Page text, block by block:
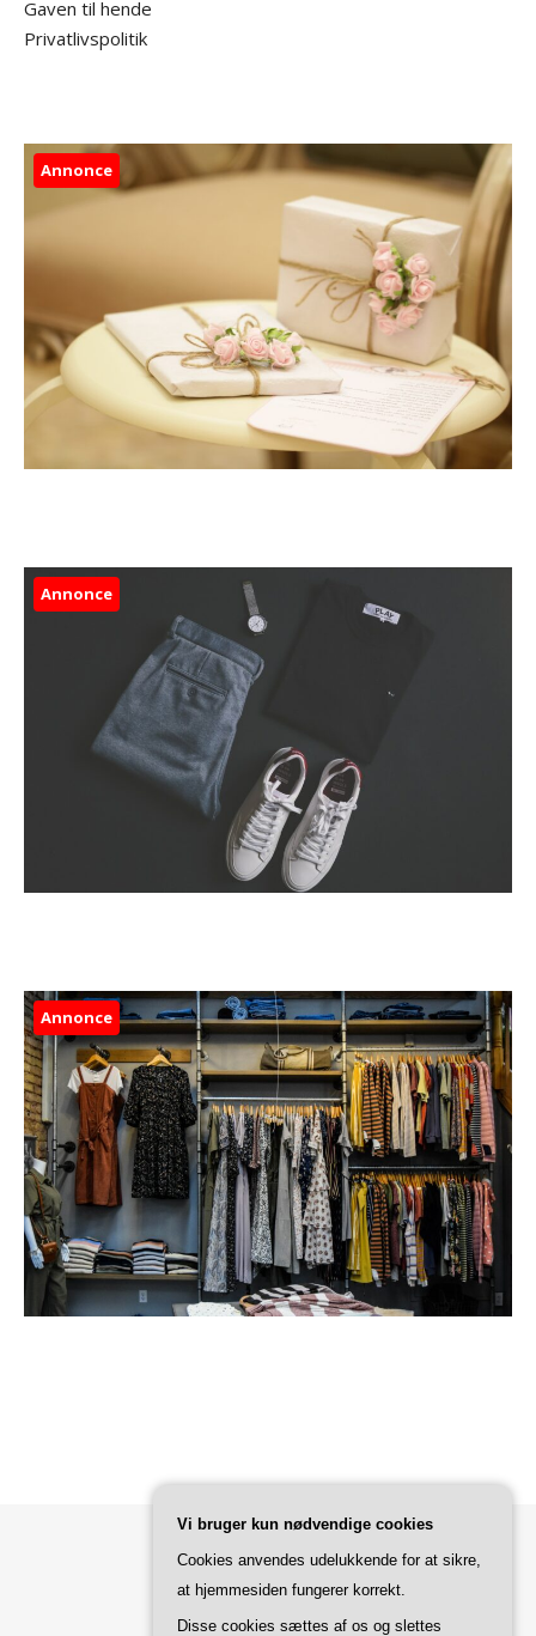
Gaven til hende
Privatlivspolitik
Annonce
Annonce
Annonce
Bard Tema afWP Royal .
Vi bruger kun nødvendige cookies
Cookies anvendes udelukkende for at sikre,
at hjemmesiden fungerer korrekt.
Disse cookies sættes af os og slettes